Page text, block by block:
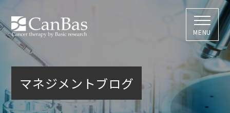
株式会社キャン
MENU
マネジメントブログ